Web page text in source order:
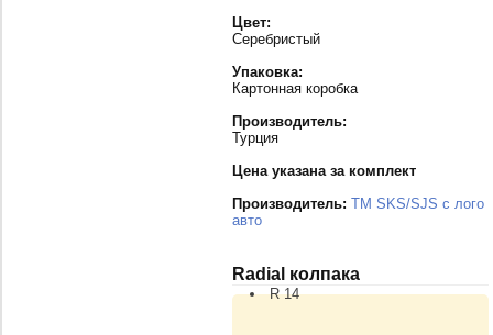
Цвет:
Серебристый
Упаковка:
Картонная коробка
Производитель:
Турция
Цена указана за комплект
Производитель: TM SKS/SJS с лого
авто
Radial колпака
R 14